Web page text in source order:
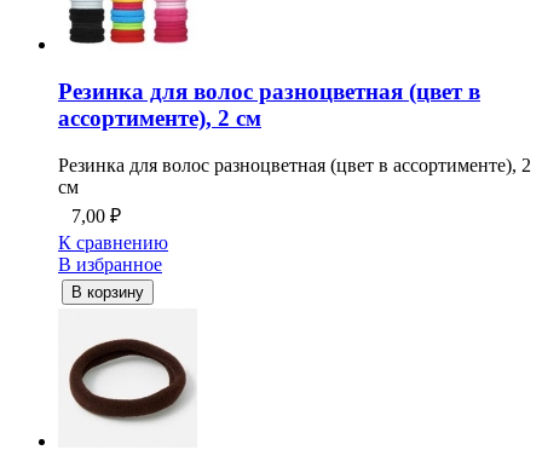
Резинка для волос разноцветная (цвет в
ассортименте), 2 см
Резинка для волос разноцветная (цвет в ассортименте), 2
см
7,00 ₽
К сравнению
В избранное
В корзину